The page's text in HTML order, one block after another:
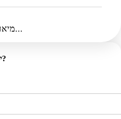
מיאווו...
יש לכם שאלות? נתקלתם בבאג?